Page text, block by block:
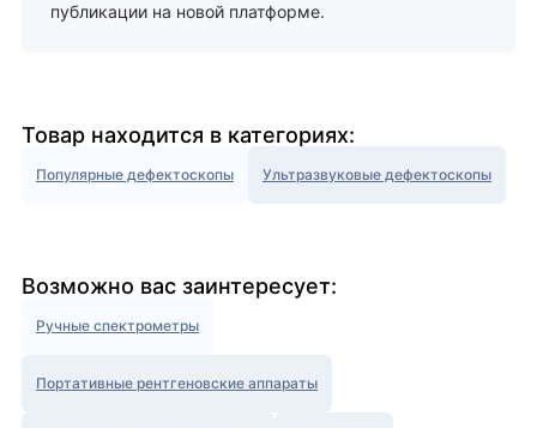
публикации на новой платформе.
Товар находится в категориях:
Популярные дефектоскопы Ультразвуковые дефектоскопы
Возможно вас заинтересует:
Ручные спектрометры
Портативные рентгеновские аппараты